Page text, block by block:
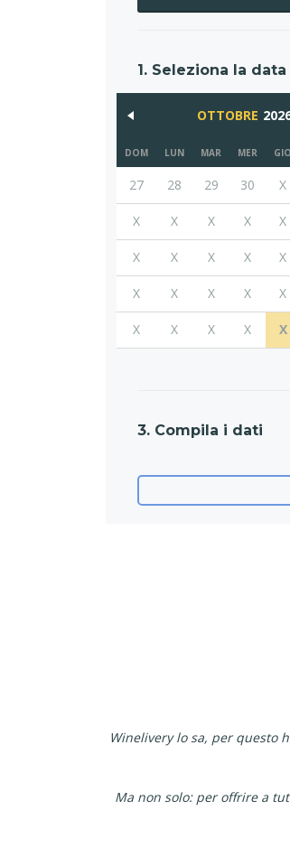
1. Seleziona la
OTTOBRE
DOM LUN MAR MER GIO
27 28 29 30 X
X X X X X
X X X X X
X X X X X
X X X X X
3. Compila i dati
Winelivery lo sa, per questo
Ma non solo: per offrire a